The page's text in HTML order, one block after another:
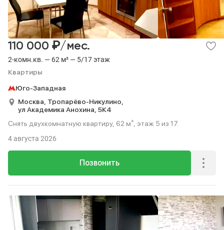
2-комн.кв. — 62 м² — 5/17 этаж
Квартиры
110 000 ₽/мес.
Юго-Западная
Москва, Тропарёво-Никулино,
ул Академика Анохина, 5К4
Снять двухкомнатную квартиру, 62 м², этаж 5 из 17.
Позвонить
4 августа 2026